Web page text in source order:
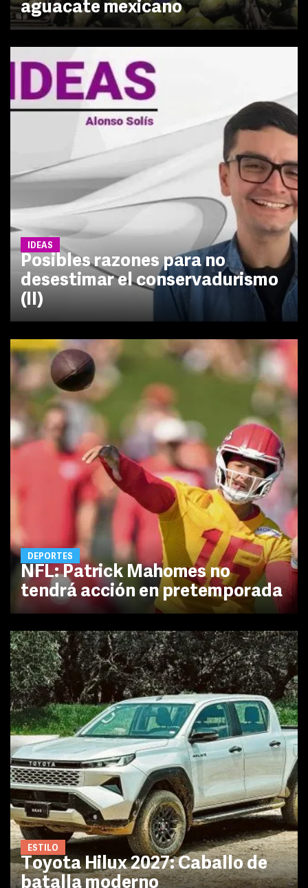
aguacate mexicano
IDEAS
Posibles razones para no
desestimar el conservadurismo
(II)
DEPORTES
NFL: Patrick Mahomes no
tendrá acción en pretemporada
ESTILO
Toyota Hilux 2027: Caballo de
batalla moderno